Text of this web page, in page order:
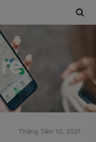
Tháng Tám 10, 2021